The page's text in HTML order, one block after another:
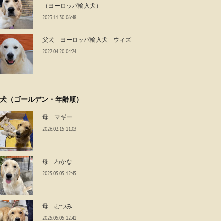
（ヨーロッパ輸入犬）
2023.11.30 06:48
父犬 ヨーロッパ輸入犬 ウィズ
2022.04.20 04:24
（ゴールデン・年齢順）
母 マギー
2026.02.15 11:03
母 わかな
2025.05.05 12:45
母 むつみ
2025.05.05 12:41